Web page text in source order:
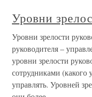
Уровни
Уровни зрелости
руководителя –
уровни зрелости
сотрудниками (какого
управлять. Уровней